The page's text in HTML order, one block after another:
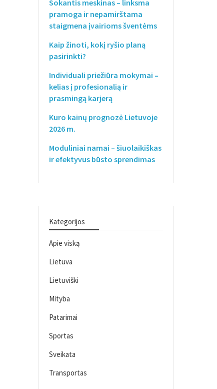
Sokantis meskinas – linksma
pramoga ir nepamirštama
staigmena įvairioms šventėms
Kaip žinoti, kokį ryšio planą
pasirinkti?
Individuali priežiūra mokymai –
kelias į profesionalią ir
prasmingą karjerą
Kuro kainų prognozė Lietuvoje
2026 m.
Moduliniai namai – šiuolaikiškas
ir efektyvus būsto sprendimas
Kategorijos
Apie viską
Lietuva
Lietuviški
Mityba
Patarimai
Sportas
Sveikata
Transportas